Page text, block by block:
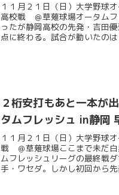
１１月２１日（日）大学野球
高校戦 ＠草薙球場オータムフ
ったが静岡高校の先発・吉田
点に終わる。試合が動いたの
２桁安打もあと一本
タムフレッシュ in静岡
１１月２１日（日）大学野球
戦 ＠草薙球場ここまで未だ白
ムフレッシュリーグの最終戦
手・ワセダ。しかし初回から